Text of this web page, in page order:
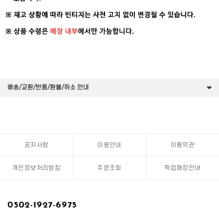
배송/교환/반품/환불/취소 안내
공지사항 이용안내 이용약관
개인정보처리방침 주문조회 픽업매장안내
0502-1927-6975